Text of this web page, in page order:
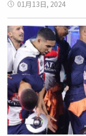
起大家」。侯也說，
首長空前的團結，也
助，更感謝對他滿滿
的一鞠躬以表達感謝
伃，眼眶泛紅哭泣，
但也讓不少網友洗版
誰？」、「年輕正妹
在君悅飯店藍白合和
的國民黨競選發言人
主播，2019年後投身
民黨發言人，是國民
01月13日, 2024